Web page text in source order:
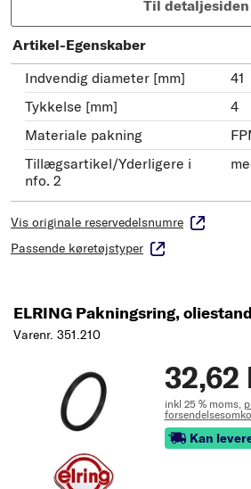
Til detaljesiden
Artikel-Egenskaber
Indvendig diameter [mm]
41
Tykkelse [mm]
4
Materiale pakning
Tillægsartikel/Yderligere i
nfo. 2
Vis originale reservedelsnumre
Passende køretøjstyper
ELRING Pakningsring,
Varenr. 351.210
32,62
inkl 25 % moms,
Kan